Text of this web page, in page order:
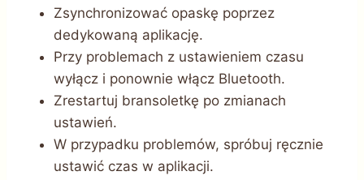
Zsynchronizować opaskę poprzez
dedykowaną aplikację.
Przy problemach z ustawieniem czasu
wyłącz i ponownie włącz Bluetooth.
Zrestartuj bransoletkę po zmianach
ustawień.
W przypadku problemów, spróbuj ręcznie
ustawić czas w aplikacji.